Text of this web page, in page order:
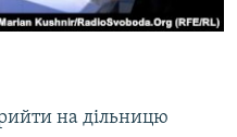
на дільницю